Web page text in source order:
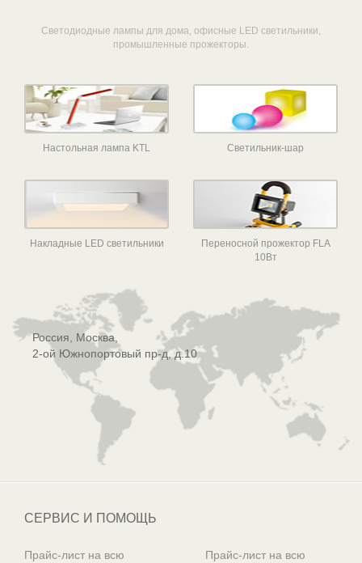
Светодиодные лампы для дома, офисные LED светильники,
промышленные прожекторы.
Настольная лампа KTL Светильник-шар
Накладные LED светильники
Переносной прожектор FLA
10Вт
Россия, Москва,
2-ой Южнопортовый пр-д, д.10
СЕРВИС И ПОМОЩЬ
Прайс-лист на всю
Прайс-лист на всю